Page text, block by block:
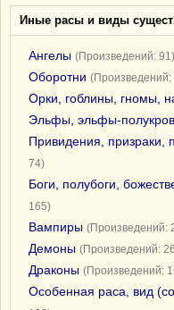
Иные расы и виды
Ангелы (Произведений: 91)
Оборотни (Произведений:
Орки, гоблины, гномы,
Эльфы, эльфы-
Привидения, призраки,
74)
Боги, полубоги,
165)
Вампиры (Произведений:
Демоны (Произведений:
Драконы (Произведений:
Особенная раса, вид